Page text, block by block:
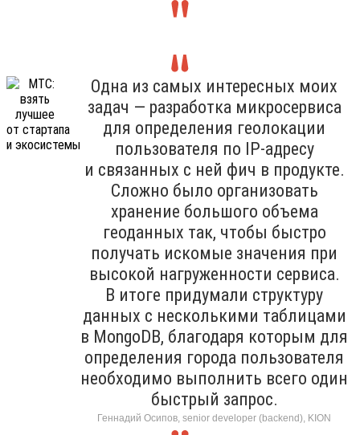
Одна из самых интересных моих
задач — разработка микросервиса
для определения геолокации
пользователя по IP-адресу
и связанных с ней фич в продукте.
Сложно было организовать
хранение большого объема
геоданных так, чтобы быстро
получать искомые значения при
высокой нагруженности сервиса.
В итоге придумали структуру
данных с несколькими таблицами
в MongoDB, благодаря которым для
определения города пользователя
необходимо выполнить всего один
быстрый запрос.
Геннадий Осипов, senior developer (backend), KION